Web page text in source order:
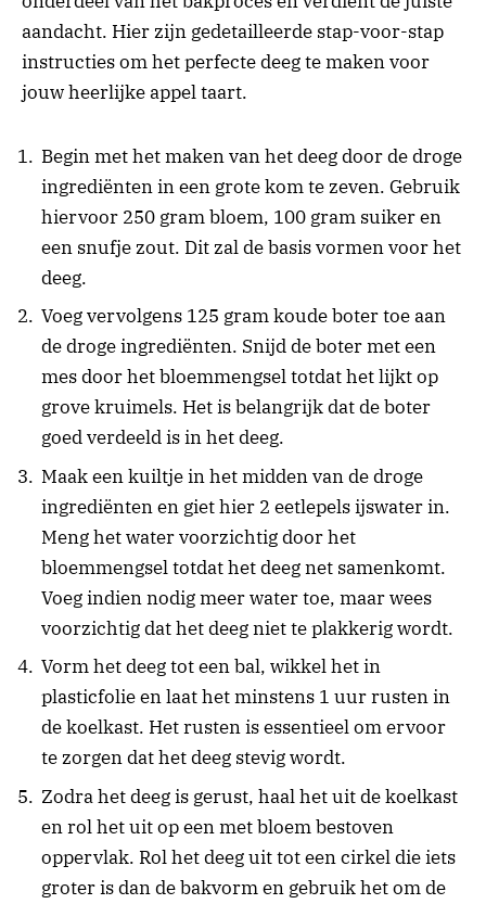
aandacht. Hier zijn gedetailleerde stap-voor-stap
instructies om het perfecte deeg te maken voor
jouw heerlijke appel taart.
Begin met het maken van het deeg door de droge
ingrediënten in een grote kom te zeven. Gebruik
hiervoor 250 gram bloem, 100 gram suiker en
een snufje zout. Dit zal de basis vormen voor het
deeg.
Voeg vervolgens 125 gram koude boter toe aan
de droge ingrediënten. Snijd de boter met een
mes door het bloemmengsel totdat het lijkt op
grove kruimels. Het is belangrijk dat de boter
goed verdeeld is in het deeg.
Maak een kuiltje in het midden van de droge
ingrediënten en giet hier 2 eetlepels ijswater in.
Meng het water voorzichtig door het
bloemmengsel totdat het deeg net samenkomt.
Voeg indien nodig meer water toe, maar wees
voorzichtig dat het deeg niet te plakkerig wordt.
Vorm het deeg tot een bal, wikkel het in
plasticfolie en laat het minstens 1 uur rusten in
de koelkast. Het rusten is essentieel om ervoor
te zorgen dat het deeg stevig wordt.
Zodra het deeg is gerust, haal het uit de koelkast
en rol het uit op een met bloem bestoven
oppervlak. Rol het deeg uit tot een cirkel die iets
groter is dan de bakvorm en gebruik het om de